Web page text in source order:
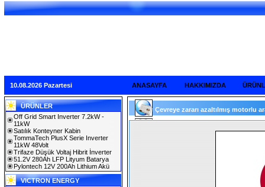
10.08.2026 Pazartesi ANASAYFA HAKKIMIZDA
ÜRÜNLER
Off Grid Smart Inverter 7.2kW -
11kW
Satılık Konteyner Kabin
TommaTech PlusX Serie Inverter
11kW 48Volt
Trifaze Düşük Voltaj Hibrit İnverter
51.2V 280Ah LFP Lityum Batarya
Pylontech 12V 200Ah Lithium Akü
VICTRON ENERGY
Çevreye zararı azaltılmış motorlu